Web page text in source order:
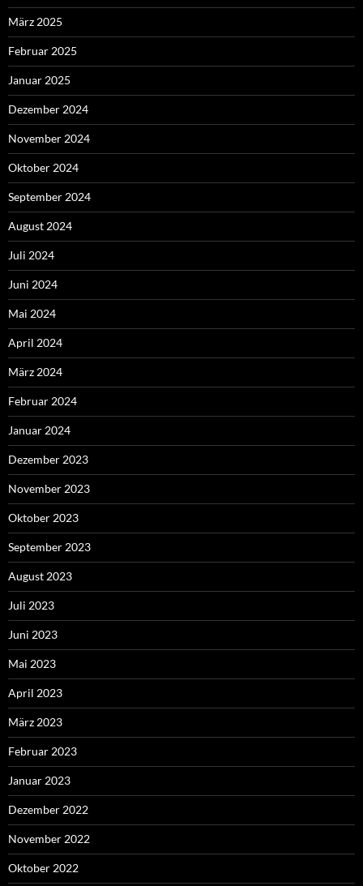
März 2025
Februar 2025
Januar 2025
Dezember 2024
November 2024
Oktober 2024
September 2024
August 2024
Juli 2024
Juni 2024
Mai 2024
April 2024
März 2024
Februar 2024
Januar 2024
Dezember 2023
November 2023
Oktober 2023
September 2023
August 2023
Juli 2023
Juni 2023
Mai 2023
April 2023
März 2023
Februar 2023
Januar 2023
Dezember 2022
November 2022
Oktober 2022